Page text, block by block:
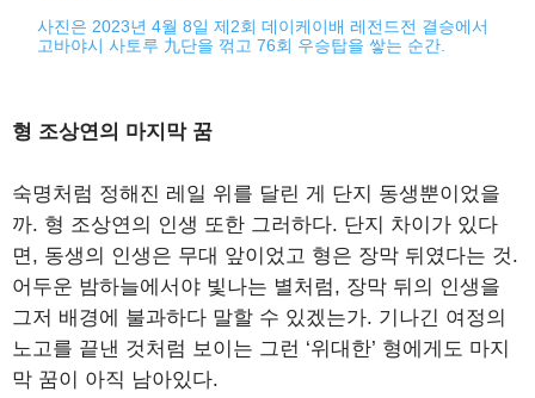
사진은 2023년 4월 8일 제2회 데이케이배 레전드전 결승에서
고바야시 사토루 九단을 꺾고 76회 우승탑을 쌓는 순간.
형 조상연의 마지막 꿈
숙명처럼 정해진 레일 위를 달린 게 단지 동생뿐이었을
까. 형 조상연의 인생 또한 그러하다. 단지 차이가 있다
면, 동생의 인생은 무대 앞이었고 형은 장막 뒤였다는 것.
어두운 밤하늘에서야 빛나는 별처럼, 장막 뒤의 인생을
그저 배경에 불과하다 말할 수 있겠는가. 기나긴 여정의
노고를 끝낸 것처럼 보이는 그런 ‘위대한’ 형에게도 마지
막 꿈이 아직 남아있다.